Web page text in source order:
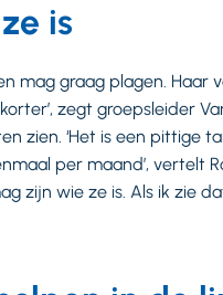
is
mag graag plagen. Haar
zegt groepsleider
zien. ‘Het is een pittige
per maand’, vertelt
zijn wie ze is. Als ik zie